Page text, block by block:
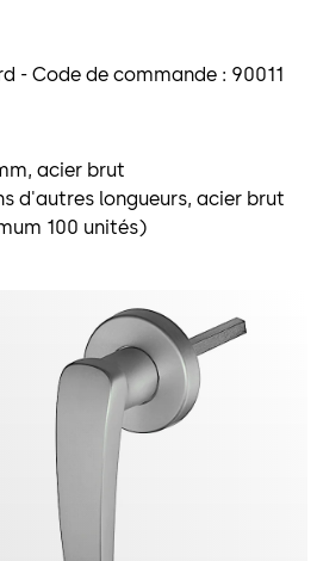
- Code de commande : 90011
acier brut
d'autres longueurs, acier brut
100 unités)